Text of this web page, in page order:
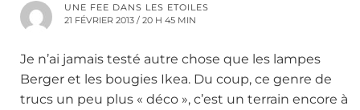
UNE FEE DANS LES ETOILES
21 FÉVRIER 2013 / 20 H 45 MIN
Je n’ai jamais testé autre chose que les lampes
Berger et les bougies Ikea. Du coup, ce genre de
trucs un peu plus « déco », c’est un terrain encore à